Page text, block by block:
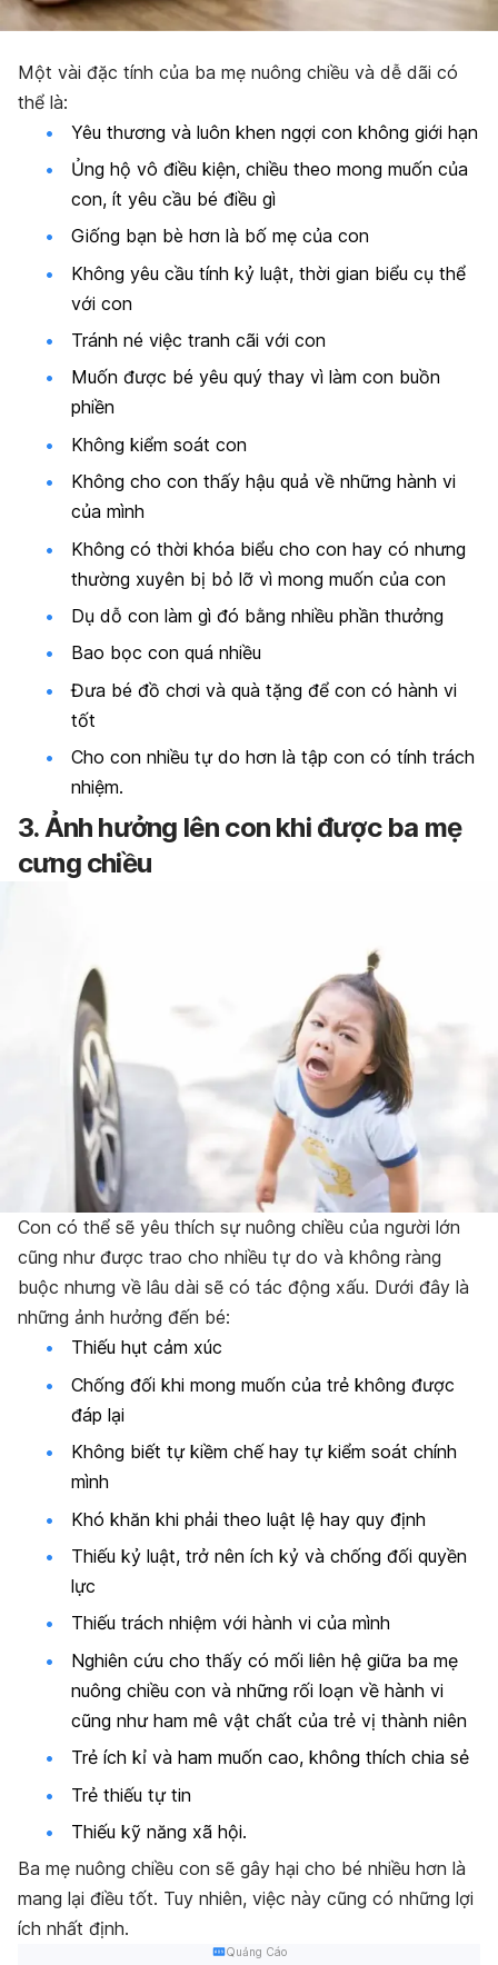
Một vài đặc tính của ba mẹ nuông chiều và dễ dãi có
thể là:
Yêu thương và luôn khen ngợi con không giới hạn
Ủng hộ vô điều kiện, chiều theo mong muốn của
con, ít yêu cầu bé điều gì
Giống bạn bè hơn là bố mẹ của con
Không yêu cầu tính kỷ luật, thời gian biểu cụ thể
với con
Tránh né việc tranh cãi với con
Muốn được bé yêu quý thay vì làm con buồn
phiền
Không kiểm soát con
Không cho con thấy hậu quả về những hành vi
của mình
Không có thời khóa biểu cho con hay có nhưng
thường xuyên bị bỏ lỡ vì mong muốn của con
Dụ dỗ con làm gì đó bằng nhiều phần thưởng
Bao bọc con quá nhiều
Đưa bé đồ chơi và quà tặng để con có hành vi
tốt
Cho con nhiều tự do hơn là tập con có tính trách
nhiệm.
3. Ảnh hưởng lên con khi được ba mẹ
cưng chiều
Con có thể sẽ yêu thích sự nuông chiều của người lớn
cũng như được trao cho nhiều tự do và không ràng
buộc nhưng về lâu dài sẽ có tác động xấu. Dưới đây là
những ảnh hưởng đến bé:
Thiếu hụt cảm xúc
Chống đối khi mong muốn của trẻ không được
đáp lại
Không biết tự kiềm chế hay tự kiểm soát chính
mình
Khó khăn khi phải theo luật lệ hay quy định
Thiếu kỷ luật, trở nên ích kỷ và chống đối quyền
lực
Thiếu trách nhiệm với hành vi của mình
Nghiên cứu cho thấy có mối liên hệ giữa ba mẹ
nuông chiều con và những rối loạn về hành vi
cũng như ham mê vật chất của trẻ vị thành niên
Trẻ ích kỉ và ham muốn cao, không thích chia sẻ
Trẻ thiếu tự tin
Thiếu kỹ năng xã hội.
Ba mẹ nuông chiều con sẽ gây hại cho bé nhiều hơn là
mang lại điều tốt. Tuy nhiên, việc này cũng có những lợi
ích nhất định.
Quảng Cáo